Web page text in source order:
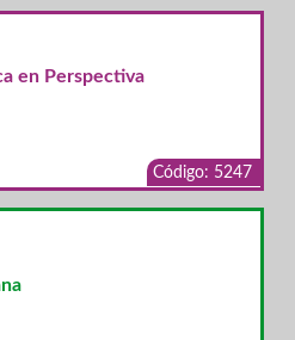
en Perspectiva
Código: 5247